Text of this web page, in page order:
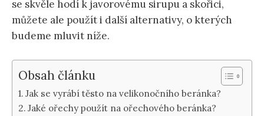
se skvěle hodí k javorovému sirupu a skořici,
můžete ale použít i další alternativy, o kterých
budeme mluvit níže.
Obsah článku
Jak se vyrábí těsto na velikonočního beránka?
Jaké ořechy použít na ořechového beránka?